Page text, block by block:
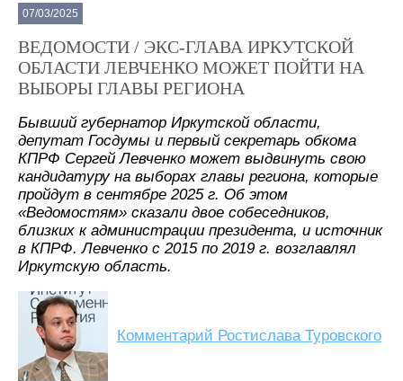
07/03/2025
ВЕДОМОСТИ / ЭКС-ГЛАВА ИРКУТСКОЙ
ОБЛАСТИ ЛЕВЧЕНКО МОЖЕТ ПОЙТИ НА
ВЫБОРЫ ГЛАВЫ РЕГИОНА
Бывший губернатор Иркутской области,
депутат Госдумы и первый секретарь обкома
КПРФ Сергей Левченко может выдвинуть свою
кандидатуру на выборах главы региона, которые
пройдут в сентябре 2025 г. Об этом
«Ведомостям» сказали двое собеседников,
близких к администрации президента, и источник
в КПРФ. Левченко с 2015 по 2019 г. возглавлял
Иркутскую область.
Комментарий Ростислава Туровского